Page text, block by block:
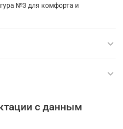
№3 для комфорта и
с данным